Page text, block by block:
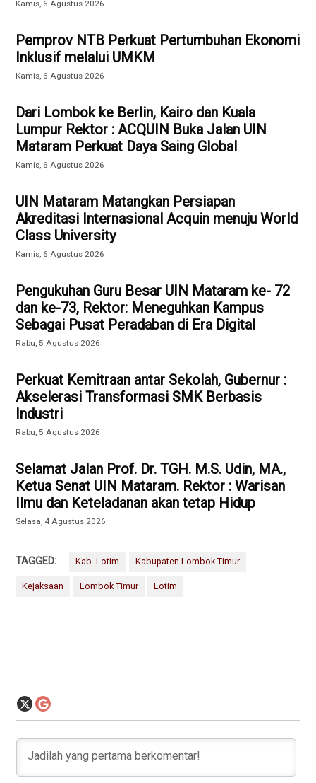
Kamis, 6 Agustus 2026
Pemprov NTB Perkuat Pertumbuhan Ekonomi
Inklusif melalui UMKM
Kamis, 6 Agustus 2026
Dari Lombok ke Berlin, Kairo dan Kuala
Lumpur Rektor : ACQUIN Buka Jalan UIN
Mataram Perkuat Daya Saing Global
Kamis, 6 Agustus 2026
UIN Mataram Matangkan Persiapan
Akreditasi Internasional Acquin menuju World
Class University
Kamis, 6 Agustus 2026
Pengukuhan Guru Besar UIN Mataram ke- 72
dan ke-73, Rektor: Meneguhkan Kampus
Sebagai Pusat Peradaban di Era Digital
Rabu, 5 Agustus 2026
Perkuat Kemitraan antar Sekolah, Gubernur :
Akselerasi Transformasi SMK Berbasis
Industri
Rabu, 5 Agustus 2026
Selamat Jalan Prof. Dr. TGH. M.S. Udin, MA.,
Ketua Senat UIN Mataram. Rektor : Warisan
Ilmu dan Keteladanan akan tetap Hidup
Selasa, 4 Agustus 2026
TAGGED: Kab. Lotim Kabupaten Lombok Timur
Kejaksaan Lombok Timur Lotim